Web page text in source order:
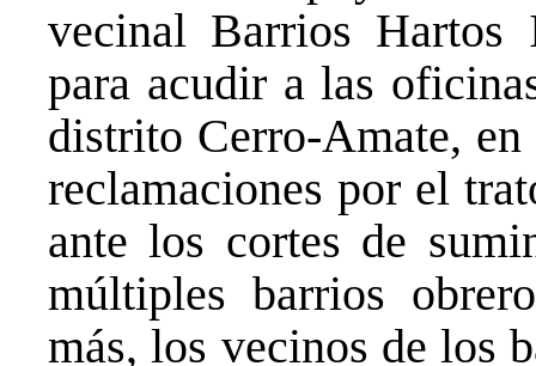
vecinal Barrios Hartos
para acudir a las
distrito Cerro-Amate,
reclamaciones por el
ante los cortes de
múltiples barrios
más, los vecinos de los